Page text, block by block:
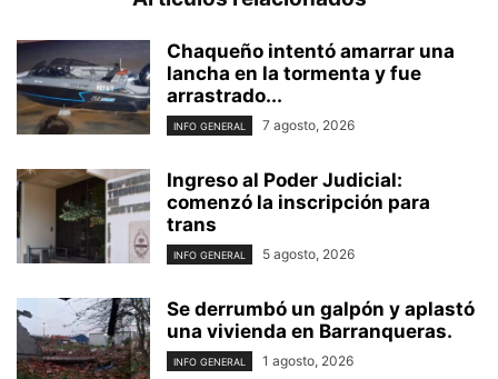
Chaqueño intentó amarrar una
lancha en la tormenta y fue
arrastrado...
INFO GENERAL 7 agosto, 2026
Ingreso al Poder Judicial:
comenzó la inscripción para
trans
INFO GENERAL 5 agosto, 2026
Se derrumbó un galpón y aplastó
una vivienda en Barranqueras.
INFO GENERAL 1 agosto, 2026